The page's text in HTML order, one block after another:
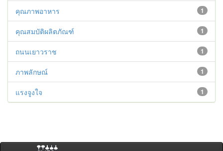
1
คุณภาพอาหาร
1
คุณสมบัติผลิตภัณฑ์
1
ถนนเยาวราช
1
ภาพลักษณ์
1
แรงจูงใจ